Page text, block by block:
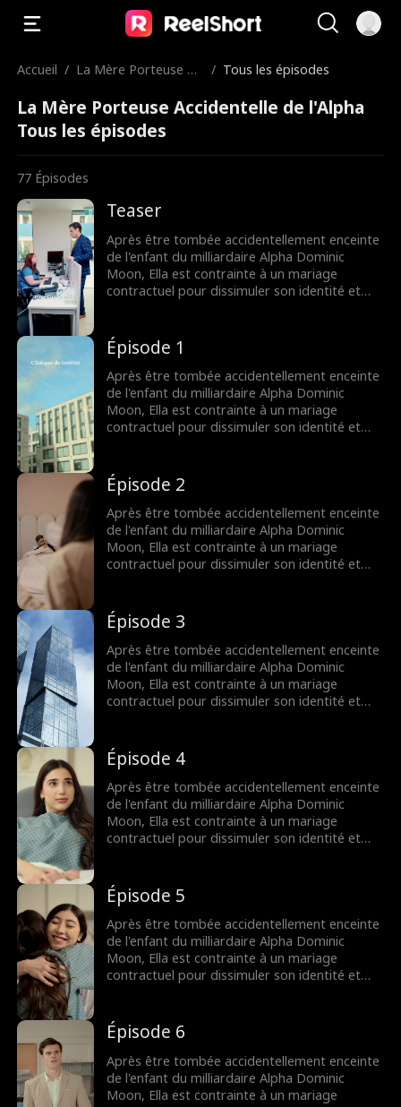
Accueil / La Mère Porteuse Ac
/ Tous les épisodes
La Mère Porteuse Accidentelle de l'Alpha
Tous les épisodes
77 Épisodes
Teaser
Après être tombée accidentellement enceinte
de l'enfant du milliardaire Alpha Dominic
Moon, Ella est contrainte à un mariage
contractuel pour dissimuler son identité et
Épisode 1
Après être tombée accidentellement enceinte
de l'enfant du milliardaire Alpha Dominic
Moon, Ella est contrainte à un mariage
contractuel pour dissimuler son identité et
Épisode 2
Après être tombée accidentellement enceinte
de l'enfant du milliardaire Alpha Dominic
Moon, Ella est contrainte à un mariage
contractuel pour dissimuler son identité et
Épisode 3
Après être tombée accidentellement enceinte
de l'enfant du milliardaire Alpha Dominic
Moon, Ella est contrainte à un mariage
contractuel pour dissimuler son identité et
Épisode 4
Après être tombée accidentellement enceinte
de l'enfant du milliardaire Alpha Dominic
Moon, Ella est contrainte à un mariage
contractuel pour dissimuler son identité et
Épisode 5
Après être tombée accidentellement enceinte
de l'enfant du milliardaire Alpha Dominic
Moon, Ella est contrainte à un mariage
contractuel pour dissimuler son identité et
Épisode 6
Après être tombée accidentellement enceinte
de l'enfant du milliardaire Alpha Dominic
Moon, Ella est contrainte à un mariage